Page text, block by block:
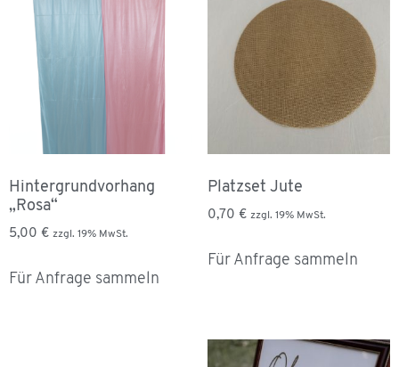
Hintergrundvorhang
„Rosa“
5,00 € zzgl. 19% MwSt.
Für Anfrage sammeln
Platzset Jute
0,70 € zzgl. 19% MwSt.
Für Anfrage sammeln